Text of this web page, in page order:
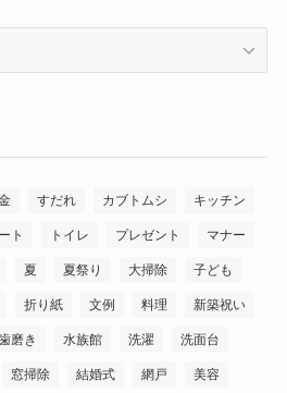
すだれ カブトムシ キッチン
ト トイレ プレゼント マナー
夏 夏祭り 大掃除 子ども
折り紙 文例 料理 新築祝い
磨き 水族館 洗濯 洗面台
窓掃除 結婚式 網戸 美容